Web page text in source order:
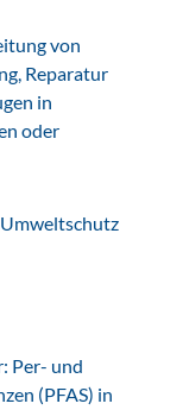
von
Reparatur
in
oder
Per- und
(PFAS) in